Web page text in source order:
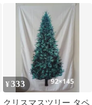
¥333
クリスマスツリー タペ